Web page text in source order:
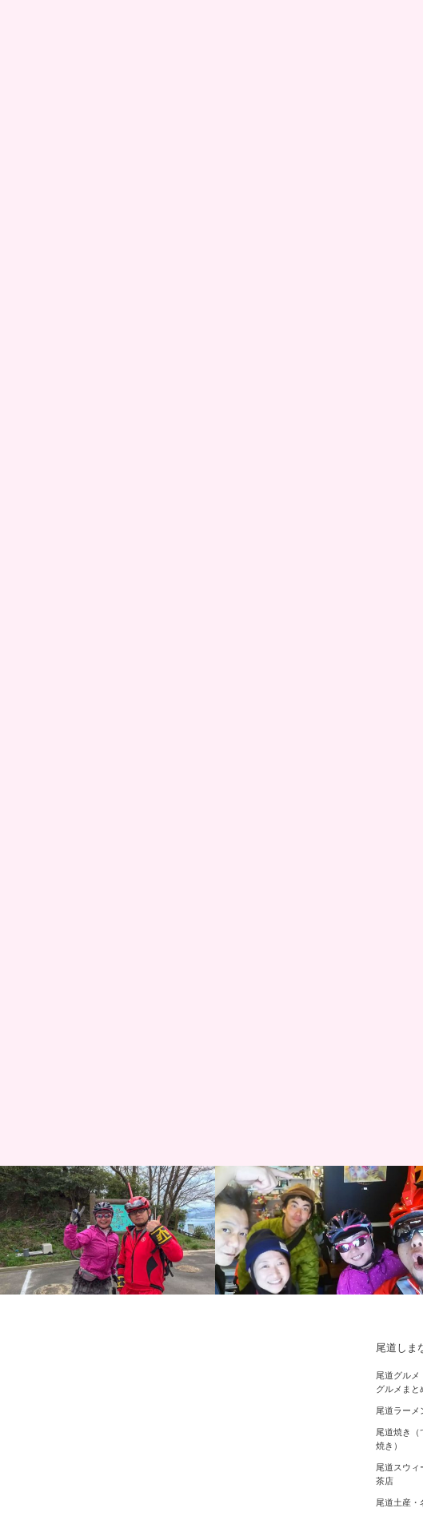
2018年初詣＆初ライド☆しまなみ海道に
浮かぶ尾道因島、自転車の神様「大山神
尾道しま
尾道グルメ
グルメまと
尾道ラーメ
尾道焼き（
焼き）
尾道スウィ
茶店
尾道土産・